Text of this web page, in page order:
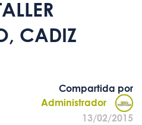
CADIZ
Compartida por
Administrador
13/02/2015